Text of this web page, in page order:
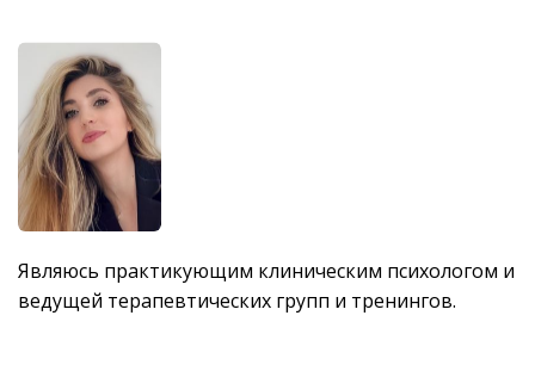
Являюсь практикующим клиническим психологом и
ведущей терапевтических групп и тренингов.